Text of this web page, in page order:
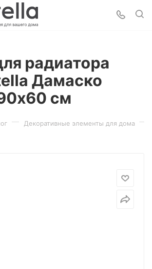
радиатора
Дамаско
см
— Декоративные элементы для дома —